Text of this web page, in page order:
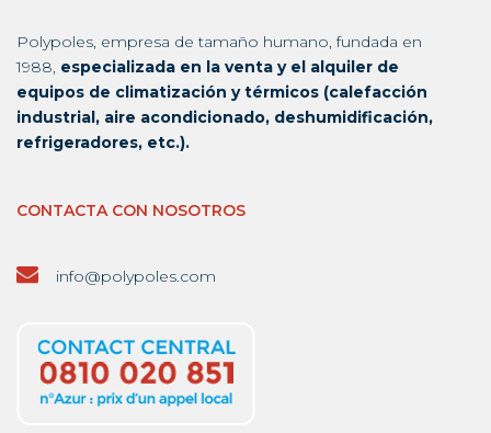
Polypoles, empresa de tamaño humano, fundada en
1988, especializada en la venta y el alquiler de
equipos de climatización y térmicos (calefacción
industrial, aire acondicionado, deshumidificación,
refrigeradores, etc.).
CONTACTA CON NOSOTROS
info@polypoles.com